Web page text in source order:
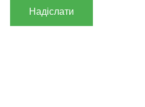
Надіслати